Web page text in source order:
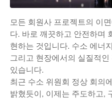
모든 회원사 프로젝트의 이
다. 바로 깨끗하고 안전하며
현하는 것입니다. 수소 에너
그리고 현장에서의 실질적
있습니다.
최근 수소 위원회 정상 회의
밝혔듯이, 이제는 주도하고,